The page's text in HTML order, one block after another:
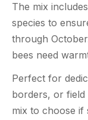
The mix
species to
through
bees need
Perfect for
borders, or field
mix to choose